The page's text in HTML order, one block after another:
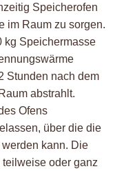
Speicherofen
im Raum zu sorgen.
kg Speichermasse
Stunden nach dem
abstrahlt.
Ofens
über die die
kann. Die
oder ganz